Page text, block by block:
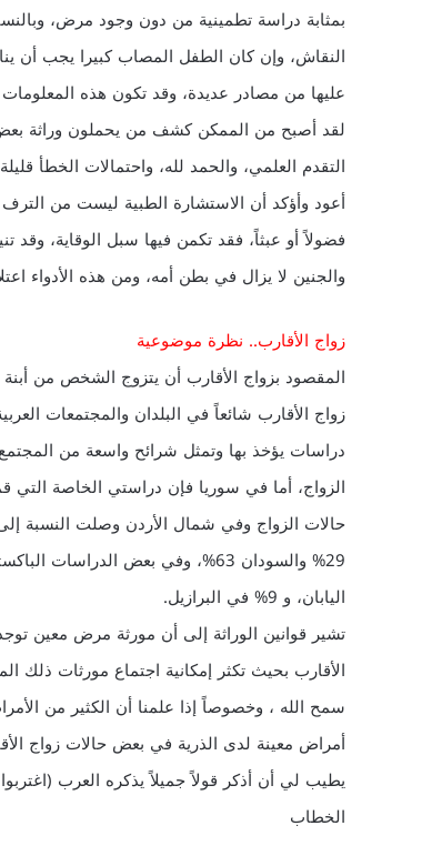
بمثابة دراسة تطمينية من دون وجود مرض،
النقاش، وإن كان الطفل المصاب كبيرا يجب أن
عليها من مصادر عديدة، وقد تكون هذه
لقد أصبح من الممكن كشف من يحملون وراثة
التقدم العلمي، والحمد لله، واحتمالات الخطأ
أعود وأؤكد أن الاستشارة الطبية ليست من
فضولاً أو عبثاً، فقد تكمن فيها سبل الوقاية،
والجنين لا يزال في بطن أمه، ومن هذه الأدواء
زواج الأقارب.. نظرة موضوعية
المقصود بزواج الأقارب أن يتزوج الشخص من أبنة
زواج الأقارب شائعاً في البلدان والمجتمعات
اليابان، و 9% في البرازيل.
تشير قوانين الوراثة إلى أن مورثة مرض معين
الأقارب بحيث تكثر إمكانية اجتماع مورثات ذلك
سمح الله ، وخصوصاً إذا علمنا أن الكثير من
أمراض معينة لدى الذرية في بعض حالات زواج
يطيب لي أن أذكر قولاً جميلاً يذكره العرب
الخطاب